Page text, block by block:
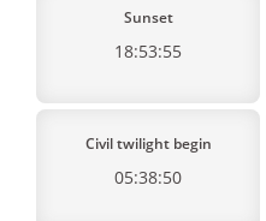
Sunset
18:53:55
Civil twilight begin
05:38:50